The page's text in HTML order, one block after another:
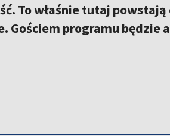
To właśnie tutaj
Gościem programu